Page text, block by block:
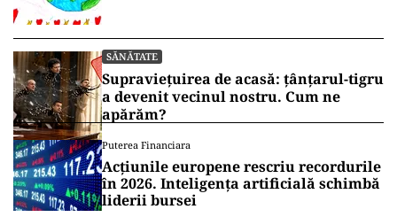
SĂNĂTATE
Supraviețuirea de acasă: țânțarul-tigru
a devenit vecinul nostru. Cum ne
apărăm?
Puterea Financiara
Acțiunile europene rescriu recordurile
în 2026. Inteligența artificială schimbă
liderii bursei